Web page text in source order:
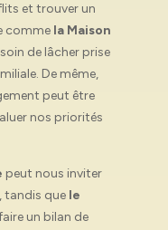
et trouver un
comme la Maison
de lâcher prise
De même,
peut être
nos priorités
peut nous inviter
tandis que le
un bilan de